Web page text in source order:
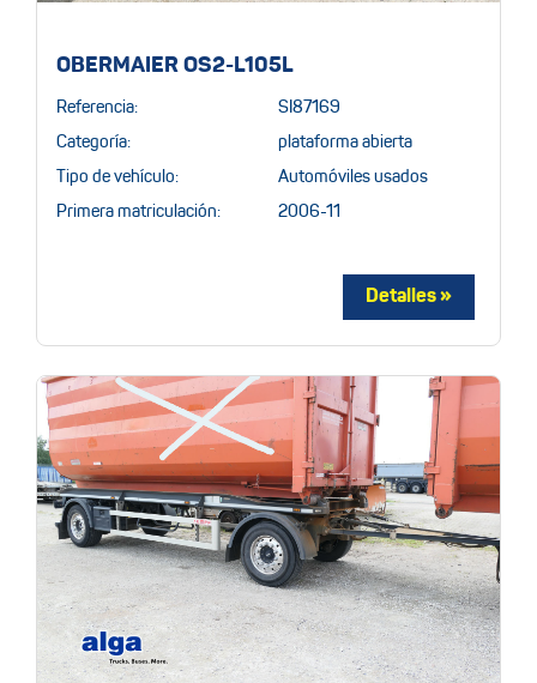
OBERMAIER OS2-L105L
Referencia: SI87169
Categoría: plataforma abierta
Tipo de vehículo: Automóviles usados
Primera matriculación: 2006-11